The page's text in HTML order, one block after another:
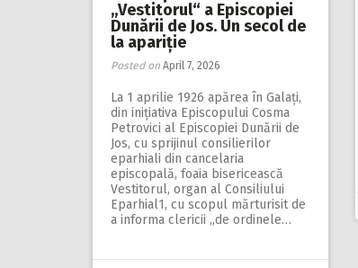
„Vestitorul“ a Episcopiei
Dunării de Jos. Un secol de
la apariție
Posted on April 7, 2026
La 1 aprilie 1926 apărea în Galați,
din inițiati­va Episcopului Cosma
Pe­­trovici al Episcopiei Dunării de
Jos, cu sprijinul consilierilor
eparhiali din cancelaria
episcopală, foaia bisericească
Vestitorul, organ al Consiliului
Eparhial1, cu scopul mărturisit de
a informa clericii „de ordinele…